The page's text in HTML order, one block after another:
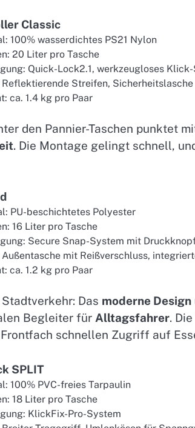
Classic
100% wasserdichtes PS21 Nylon
20 Liter pro Tasche
Quick-Lock2.1, werkzeugloses
Reflektierende Streifen, Sicherheitslasche
ca. 1.4 kg pro Paar
den Pannier-Taschen punktet
. Die Montage gelingt schnell,
PU-beschichtetes Polyester
16 Liter pro Tasche
Secure Snap-System mit
Außentasche mit Reißverschluss,
ca. 1.2 kg pro Paar
Das moderne Design
Begleiter für Alltagsfahrer.
schnellen Zugriff auf
SPLIT
100% PVC-freies Tarpaulin
18 Liter pro Tasche
KlickFix-Pro-System